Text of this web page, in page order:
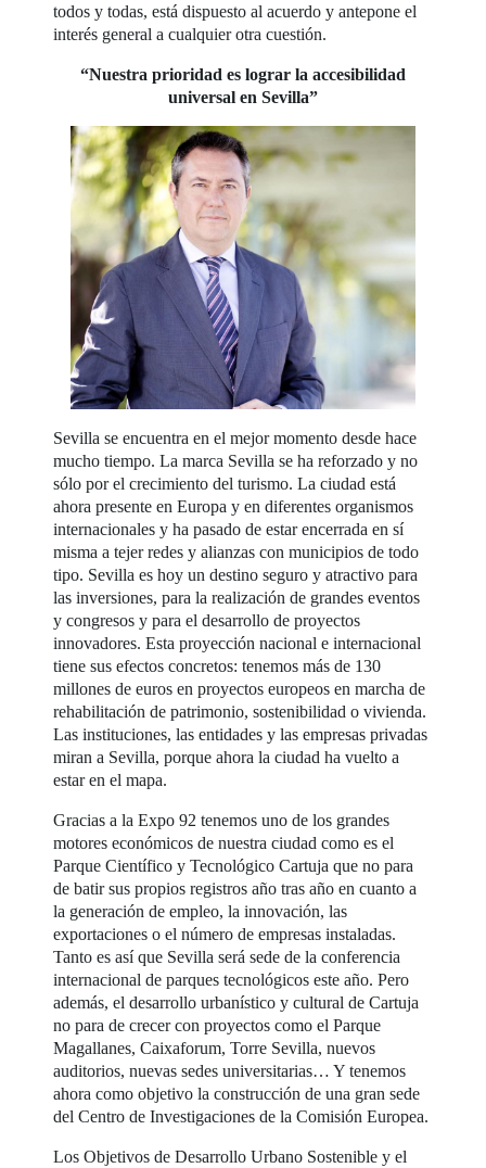
todos y todas, está dispuesto al acuerdo y antepone el
interés general a cualquier otra cuestión.
“Nuestra prioridad es lograr la accesibilidad
universal en Sevilla”
Sevilla se encuentra en el mejor momento desde hace
mucho tiempo. La marca Sevilla se ha reforzado y no
sólo por el crecimiento del turismo. La ciudad está
ahora presente en Europa y en diferentes organismos
internacionales y ha pasado de estar encerrada en sí
misma a tejer redes y alianzas con municipios de todo
tipo. Sevilla es hoy un destino seguro y atractivo para
las inversiones, para la realización de grandes eventos
y congresos y para el desarrollo de proyectos
innovadores. Esta proyección nacional e internacional
tiene sus efectos concretos: tenemos más de 130
millones de euros en proyectos europeos en marcha de
rehabilitación de patrimonio, sostenibilidad o vivienda.
Las instituciones, las entidades y las empresas privadas
miran a Sevilla, porque ahora la ciudad ha vuelto a
estar en el mapa.
Gracias a la Expo 92 tenemos uno de los grandes
motores económicos de nuestra ciudad como es el
Parque Científico y Tecnológico Cartuja que no para
de batir sus propios registros año tras año en cuanto a
la generación de empleo, la innovación, las
exportaciones o el número de empresas instaladas.
Tanto es así que Sevilla será sede de la conferencia
internacional de parques tecnológicos este año. Pero
además, el desarrollo urbanístico y cultural de Cartuja
no para de crecer con proyectos como el Parque
Magallanes, Caixaforum, Torre Sevilla, nuevos
auditorios, nuevas sedes universitarias… Y tenemos
ahora como objetivo la construcción de una gran sede
del Centro de Investigaciones de la Comisión Europea.
Los Objetivos de Desarrollo Urbano Sostenible y el